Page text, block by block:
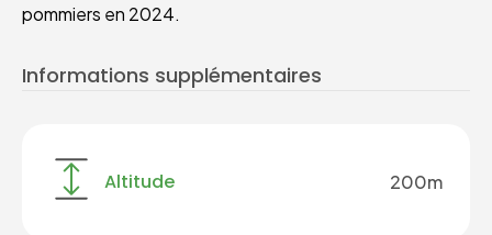
pommiers en 2024.
Informations supplémentaires
Altitude 200m